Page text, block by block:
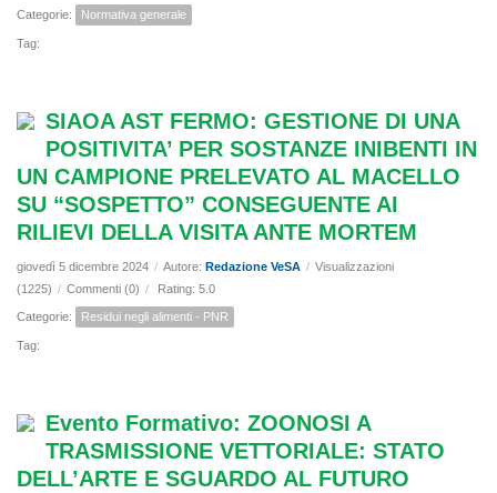
Categorie: Normativa generale
Tag:
SIAOA AST FERMO: GESTIONE DI UNA
POSITIVITA’ PER SOSTANZE INIBENTI IN
UN CAMPIONE PRELEVATO AL MACELLO
SU “SOSPETTO” CONSEGUENTE AI
RILIEVI DELLA VISITA ANTE MORTEM
giovedì 5 dicembre 2024 / Autore: Redazione VeSA / Visualizzazioni
(1225) / Commenti (0) / Rating: 5.0
Categorie: Residui negli alimenti - PNR
Tag:
Evento Formativo: ZOONOSI A
TRASMISSIONE VETTORIALE: STATO
DELL’ARTE E SGUARDO AL FUTURO